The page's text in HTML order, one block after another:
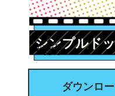
#背景
シンプルド
ダウンロ